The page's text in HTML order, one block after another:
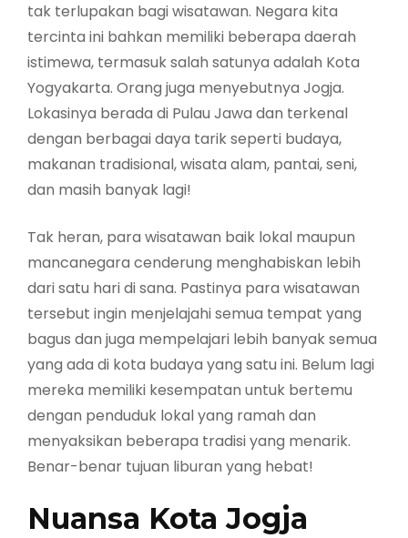
tak terlupakan bagi wisatawan. Negara kita
tercinta ini bahkan memiliki beberapa daerah
istimewa, termasuk salah satunya adalah Kota
Yogyakarta. Orang juga menyebutnya Jogja.
Lokasinya berada di Pulau Jawa dan terkenal
dengan berbagai daya tarik seperti budaya,
makanan tradisional, wisata alam, pantai, seni,
dan masih banyak lagi!
Tak heran, para wisatawan baik lokal maupun
mancanegara cenderung menghabiskan lebih
dari satu hari di sana. Pastinya para wisatawan
tersebut ingin menjelajahi semua tempat yang
bagus dan juga mempelajari lebih banyak semua
yang ada di kota budaya yang satu ini. Belum lagi
mereka memiliki kesempatan untuk bertemu
dengan penduduk lokal yang ramah dan
menyaksikan beberapa tradisi yang menarik.
Benar-benar tujuan liburan yang hebat!
Nuansa Kota Jogja